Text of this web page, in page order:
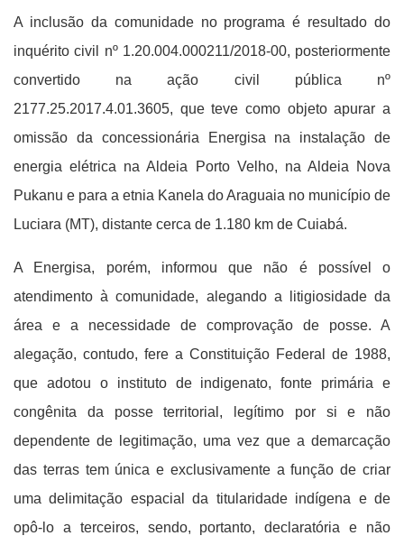
A inclusão da comunidade no programa é resultado do
inquérito civil nº 1.20.004.000211/2018-00, posteriormente
convertido na ação civil pública nº
2177.25.2017.4.01.3605, que teve como objeto apurar a
omissão da concessionária Energisa na instalação de
energia elétrica na Aldeia Porto Velho, na Aldeia Nova
Pukanu e para a etnia Kanela do Araguaia no município de
Luciara (MT), distante cerca de 1.180 km de Cuiabá.
A Energisa, porém, informou que não é possível o
atendimento à comunidade, alegando a litigiosidade da
área e a necessidade de comprovação de posse. A
alegação, contudo, fere a Constituição Federal de 1988,
que adotou o instituto de indigenato, fonte primária e
congênita da posse territorial, legítimo por si e não
dependente de legitimação, uma vez que a demarcação
das terras tem única e exclusivamente a função de criar
uma delimitação espacial da titularidade indígena e de
opô-lo a terceiros, sendo, portanto, declaratória e não